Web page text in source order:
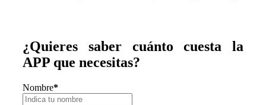
¿Quieres saber cuánto cuesta la
APP que necesitas?
Nombre*